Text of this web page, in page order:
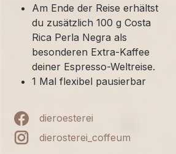
Am Ende der Reise erhältst
du zusätzlich 100 g Costa
Rica Perla Negra als
besonderen Extra-Kaffee
deiner Espresso-Weltreise.
1 Mal flexibel pausierbar
dieroesterei
dierosterei_coffeum